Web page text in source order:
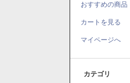
おすすめの商品
カートを見る
マイページへ
カテゴリ